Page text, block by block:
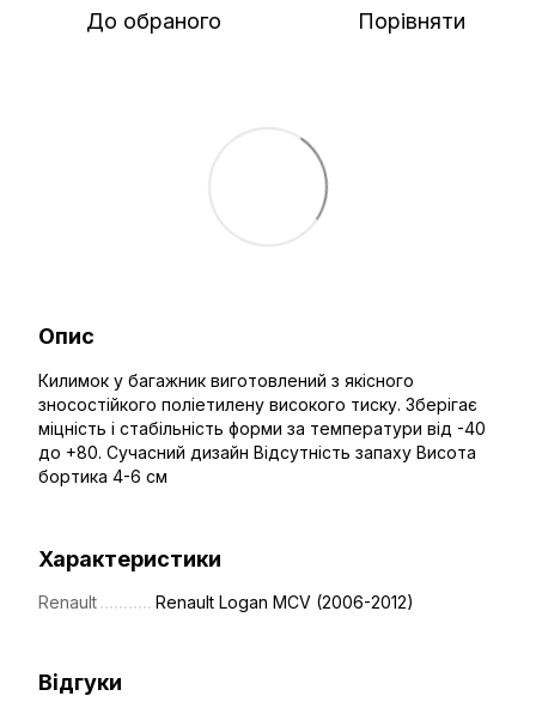
До обраного Порівняти
Опис
Килимок у багажник виготовлений з якісного
зносостійкого поліетилену високого тиску. Зберігає
міцність і стабільність форми за температури від -40
до +80. Сучасний дизайн Відсутність запаху Висота
бортика 4-6 см
Характеристики
Renault Renault Logan MCV (2006-2012)
Відгуки